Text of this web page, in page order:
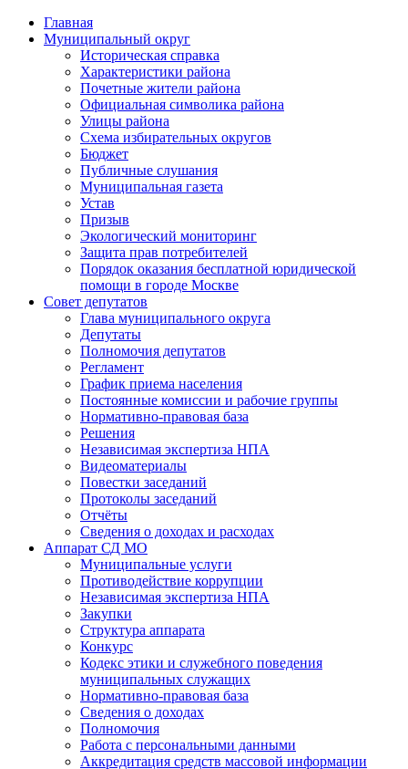
Главная
Муниципальный округ
Историческая справка
Характеристики района
Почетные жители района
Официальная символика района
Улицы района
Схема избирательных округов
Бюджет
Публичные слушания
Муниципальная газета
Устав
Призыв
Экологический мониторинг
Защита прав потребителей
Порядок оказания бесплатной юридической
помощи в городе Москве
Совет депутатов
Глава муниципального округа
Депутаты
Полномочия депутатов
Регламент
График приема населения
Постоянные комиссии и рабочие группы
Нормативно-правовая база
Решения
Независимая экспертиза НПА
Видеоматериалы
Повестки заседаний
Протоколы заседаний
Отчёты
Сведения о доходах и расходах
Аппарат СД МО
Муниципальные услуги
Противодействие коррупции
Независимая экспертиза НПА
Закупки
Структура аппарата
Конкурс
Кодекс этики и служебного поведения
муниципальных служащих
Нормативно-правовая база
Сведения о доходах
Полномочия
Работа с персональными данными
Аккредитация средств массовой информации